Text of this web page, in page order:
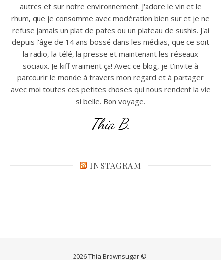
autres et sur notre environnement. J'adore le vin et le
rhum, que je consomme avec modération bien sur et je ne
refuse jamais un plat de pates ou un plateau de sushis. J'ai
depuis l'âge de 14 ans bossé dans les médias, que ce soit
la radio, la télé, la presse et maintenant les réseaux
sociaux. Je kiff vraiment ça! Avec ce blog, je t'invite à
parcourir le monde à travers mon regard et à partager
avec moi toutes ces petites choses qui nous rendent la vie
si belle. Bon voyage.
Thia B.
INSTAGRAM
2026 Thia Brownsugar ©.